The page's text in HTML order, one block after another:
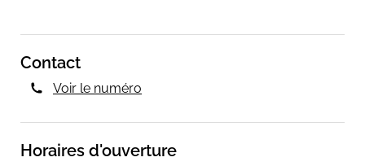
Contact
Voir le numéro
Horaires d'ouverture